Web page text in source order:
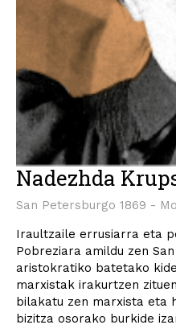
Nadezhda
San Petersburgo 1869 -
Iraultzaile errusiarra eta
Pobreziara amildu zen
aristokratiko batetako
marxistak irakurtzen
bilakatu zen marxista eta
bizitza osorako burkide